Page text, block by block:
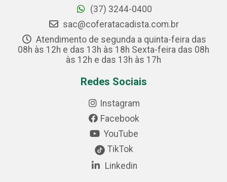
(37) 3244-0400
sac@coferatacadista.com.br
Atendimento de segunda a quinta-feira das
08h às 12h e das 13h às 18h Sexta-feira das 08h
às 12h e das 13h às 17h
Redes Sociais
Instagram
Facebook
YouTube
TikTok
Linkedin